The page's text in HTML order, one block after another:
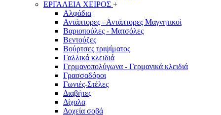
ΕΡΓΑΛΕΙΑ ΧΕΙΡΟΣ +
Αλφάδια
Αντάπτορες - Αντάπτορες Μαγνητικοί
Βαριοπούλες - Ματσόλες
Βεντούζες
Βούρτσες τριψίματος
Γαλλικά κλειδιά
Γερμανοπολύγωνα - Γερμανικά κλειδιά
Γρασσαδόροι
Γωνιές-Στέλες
Διαβήτες
Δίχαλα
Δοχεία σοβά